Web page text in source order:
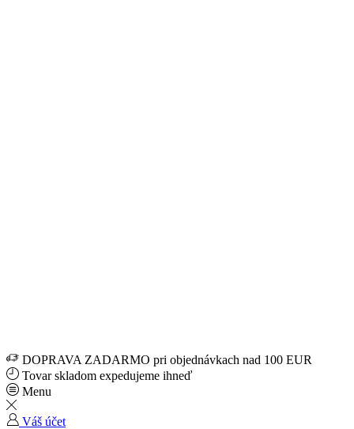
DOPRAVA ZADARMO pri objednávkach nad 100 EUR
Tovar skladom expedujeme ihneď
Menu
Váš účet